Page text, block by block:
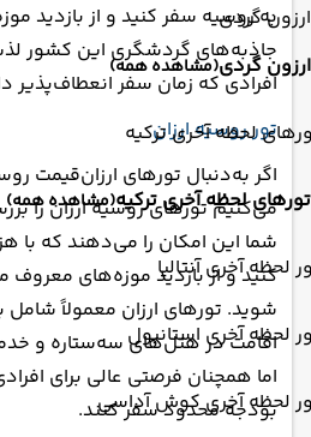
ارزون گردی
ارزون گردی(مشاهده همه)
لحظه آخری ترکیه
تورهای لحظه آخری ترکیه(مشاهده همه)
لحظه آخری آنتالیا
لحظه آخری استانبول
لحظه آخری کوش آداسی
به روسیه سفر کنید و از بازدید
جاذبه‌های گردشگری این کشور لذت
افرادی که زمان سفر انعطاف‌پذیر
تور روسیه ارزان
اگر به‌دنبال تورهای ارزان‌قیمت
می‌کنیم تورهای روسیه ارزان را
شما این امکان را می‌دهند که با
کنید و از بازدید موزه‌های معروف
شوید. تورهای ارزان معمولاً شامل
اقامت در هتل‌های سه‌ستاره و
اما همچنان فرصتی عالی برای
بودجه محدود سفر کنند.